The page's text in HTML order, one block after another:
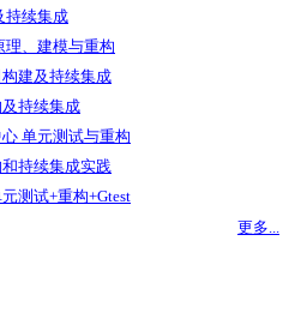
持续集成
理、建模与重构
建及持续集成
持续集成
单元测试与重构
持续集成实践
测试+重构+Gtest
更多...